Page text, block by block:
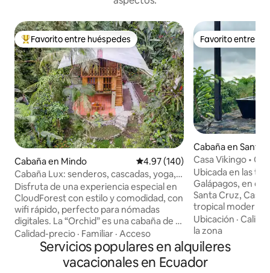
Favorito entre huéspedes preferido
Favorito entre huéspedes
Cabaña en Mindo Calificación promedio: 4.97 de
4.97 (140)
Cabaña Lux: senderos, cascadas, yoga,
sauna, bosque
Disfruta de una experiencia especial en
CloudForest con estilo y comodidad, con
wifi rápido, perfecto para nómadas
digitales. La “Orchid” es una cabaña de 3
pisos magistralmente diseñada con
muebles de lujo, sábanas orgánicas e
impresionantes vistas del bosque.
Estamos a 2 millas del pueblo de Mindo,
Calidad-precio · Familiar · Acceso
Favorito entre
Favorito entre
Cabaña en Santa
Casa Vikingo •
tierras altas de
Ubicada en las
Galápagos, en el
Santa Cruz, Casa
tropical moderna
buscan
privacidad. Rodeada de bosque
endémico y
encontrados en el
inmersa en uno
Ubicación ·
la zona
Servicios populares en alquileres
vacacionales en Ecuador